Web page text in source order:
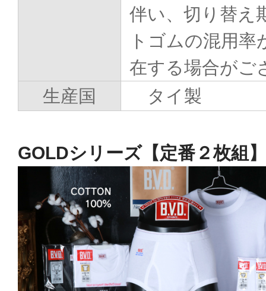
伴い、切り替え
トゴムの混用
在する場合がご
生産国
タイ製
GOLDシリーズ【定番２枚組】